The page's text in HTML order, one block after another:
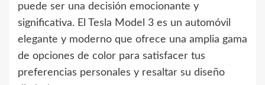
puede ser una decisión emocionante y
significativa. El Tesla Model 3 es un automóvil
elegante y moderno que ofrece una amplia gama
de opciones de color para satisfacer tus
preferencias personales y resaltar su diseño